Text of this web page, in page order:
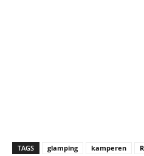
TAGS glamping kamperen